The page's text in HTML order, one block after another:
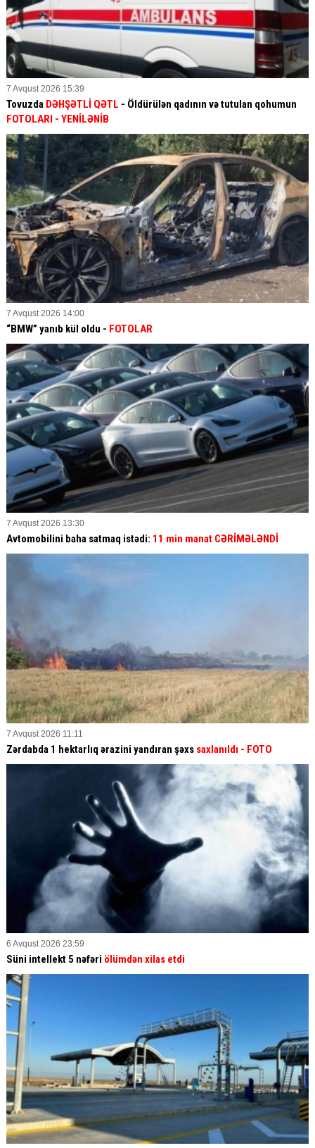
7 Avqust 2026 15:39
Tovuzda DƏHŞƏTLİ QƏTL - Öldürülən qadının və tutulan qohumun
FOTOLARI - YENİLƏNİB
7 Avqust 2026 14:00
“BMW” yanıb kül oldu - FOTOLAR
7 Avqust 2026 13:30
Avtomobilini baha satmaq istədi: 11 min manat CƏRİMƏLƏNDİ
7 Avqust 2026 11:11
Zərdabda 1 hektarlıq ərazini yandıran şəxs saxlanıldı - FOTO
6 Avqust 2026 23:59
Süni intellekt 5 nəfəri ölümdən xilas etdi